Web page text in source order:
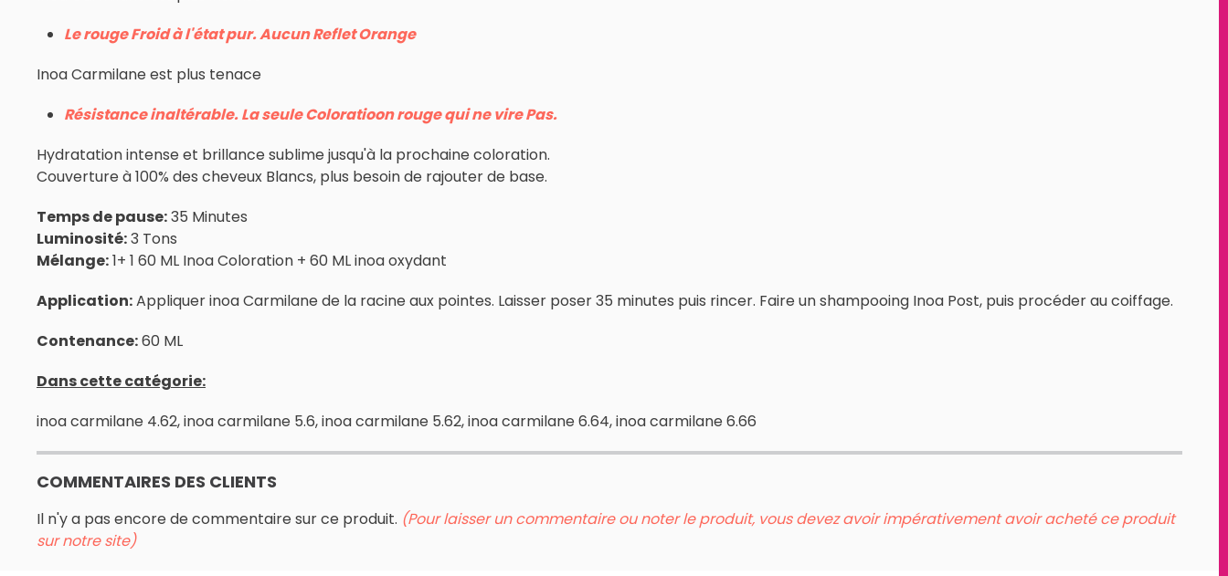
Le rouge Froid à l'état pur. Aucun Reflet Orange
Inoa Carmilane est plus tenace
Résistance inaltérable. La seule Coloratioon rouge qui ne vire Pas.
Hydratation intense et brillance sublime jusqu'à la prochaine coloration.
Couverture à 100% des cheveux Blancs, plus besoin de rajouter de base.
Temps de pause:35 Minutes
Luminosité:3 Tons
Mélange:1+ 1 60 ML Inoa Coloration + 60 ML inoa oxydant
Application:Appliquer inoa Carmilane de la racine aux pointes. Laisser poser 35 minutes puis rincer. Faire un shampooing Inoa Post, puis procéder au coiffage.
Contenance:60 ML
Dans cette catégorie:
inoa carmilane 4.62, inoa carmilane 5.6, inoa carmilane 5.62, inoa carmilane 6.64, inoa carmilane 6.66
COMMENTAIRES DES CLIENTS
Il n'y a pas encore de commentaire sur ce produit. (Pour laisser un commentaire ou noter le produit, vous devez avoir impérativement avoir acheté ce produit
sur notre site)